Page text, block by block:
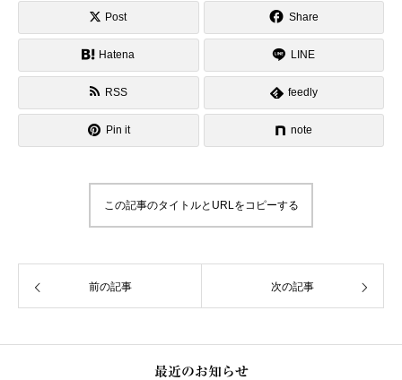
Post Share
Hatena LINE
RSS feedly
Pin it note
この記事のタイトルとURLをコピーする
前の記事 次の記事
最近のお知らせ